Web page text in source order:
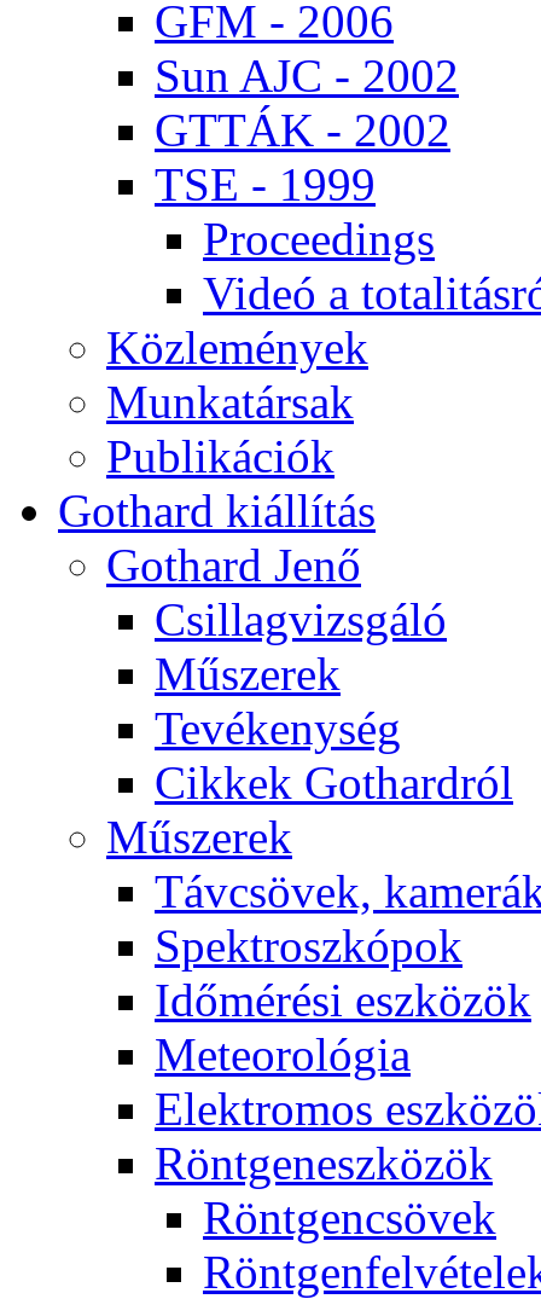
GFM - 2006
Sun AJC - 2002
GT­TÁK - 2002
TSE - 1999
Pro­ce­e­dings
Vi­deó a
Köz­le­mé­nyek
Mun­ka­tár­sak
Pub­li­ká­ci­ók
Got­hard ki­ál­lí­tás
Got­hard Je­nő
Csil­lag­vizs­gá­ló
Mű­sze­rek
Te­vé­keny­ség
Cik­kek Got­hard­ról
Mű­sze­rek
Táv­csö­vek,
Spekt­rosz­kó­pok
Idő­mé­ré­si esz­kö­zök
Me­te­o­ro­ló­gia
Elekt­ro­mos
Rönt­gen­esz­kö­zök
Rönt­gen­csö­vek